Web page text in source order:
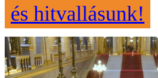
és hitvallásunk!